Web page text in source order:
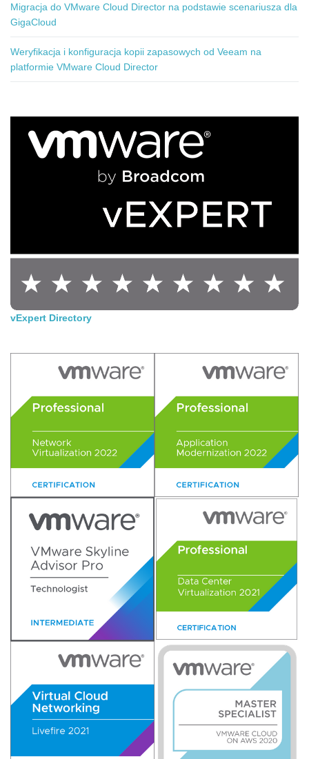
Migracja do VMware Cloud Director na podstawie scenariusza dla
GigaCloud
Weryfikacja i konfiguracja kopii zapasowych od Veeam na
platformie VMware Cloud Director
vExpert Directory